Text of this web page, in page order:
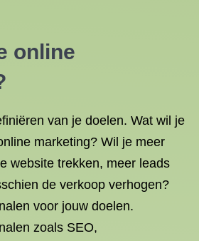
online
van je doelen. Wat wil je
marketing? Wil je meer
website trekken, meer leads
de verkoop verhogen?
voor jouw doelen.
zoals SEO,